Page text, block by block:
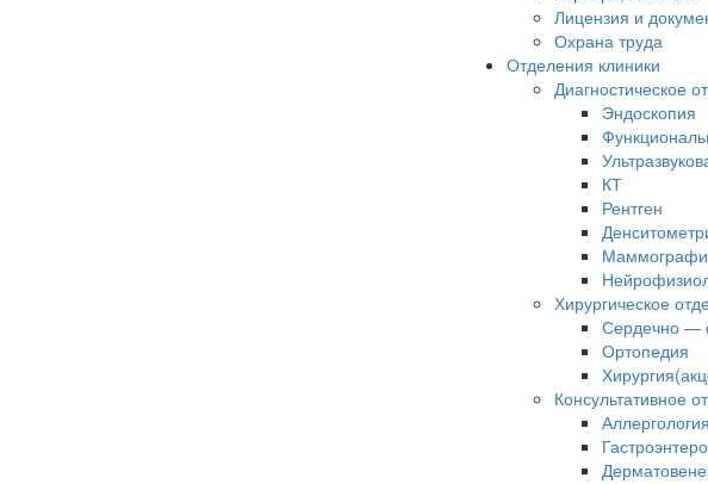
Лицензия и
Охрана труда
Отделения клиники
Диагностическое
Эндоскопия
КТ
Рентген
Хирургическое
Сердечно —
Ортопедия
Консультативное
Аллергология